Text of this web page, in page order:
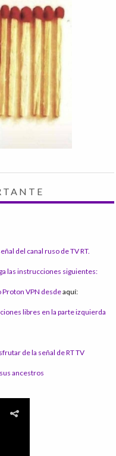
del canal ruso de TV RT.
las instrucciones siguientes:
VPN desdeaquí:
libres en la parte izquierda
de la señal de RT TV
ancestros